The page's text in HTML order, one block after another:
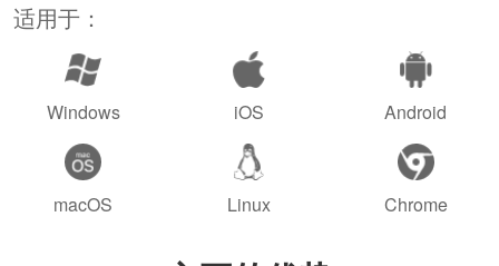
适用于：
Windows iOS Android
macOS Linux Chrome